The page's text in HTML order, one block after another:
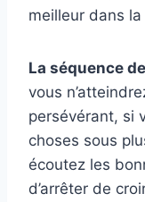
meilleur dans la
La séquence
vous
persévérant, si
choses sous
écoutez les
d’arrêter de